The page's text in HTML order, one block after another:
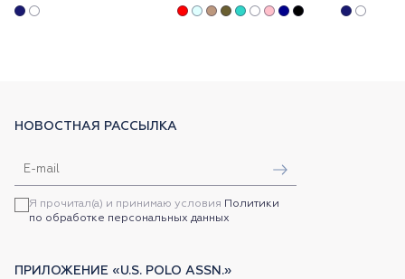
НОВОСТНАЯ РАССЫЛКА
Я прочитал(а) и принимаю условия Политики
по обработке персональных данных
ПРИЛОЖЕНИЕ «U.S. POLO ASSN.»